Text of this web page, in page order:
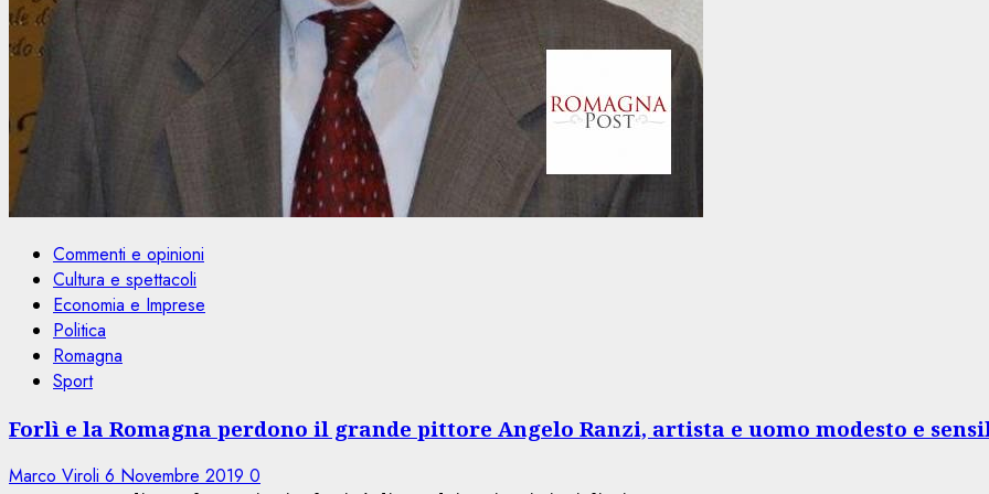
Commenti e opinioni
Cultura e spettacoli
Economia e Imprese
Politica
Romagna
Sport
Forlì e la Romagna perdono il grande pittore Angelo Ranzi, artista e uomo modesto e
Marco Viroli 6 Novembre 2019 0